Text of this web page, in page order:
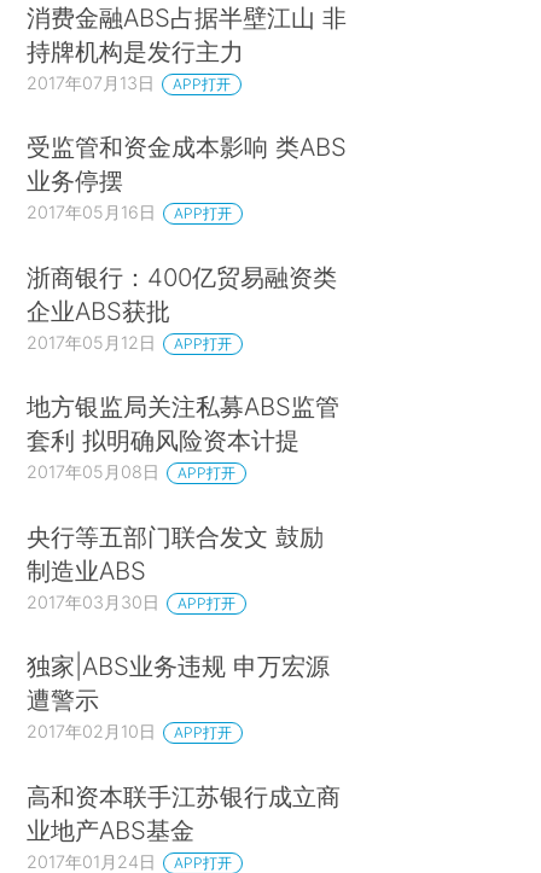
消费金融ABS占据半壁江山 非
持牌机构是发行主力
2017年07月13日 APP打开
受监管和资金成本影响 类ABS
业务停摆
2017年05月16日 APP打开
浙商银行：400亿贸易融资类
企业ABS获批
2017年05月12日 APP打开
地方银监局关注私募ABS监管
套利 拟明确风险资本计提
2017年05月08日 APP打开
央行等五部门联合发文 鼓励
制造业ABS
2017年03月30日 APP打开
独家|ABS业务违规 申万宏源
遭警示
2017年02月10日 APP打开
高和资本联手江苏银行成立商
业地产ABS基金
2017年01月24日 APP打开